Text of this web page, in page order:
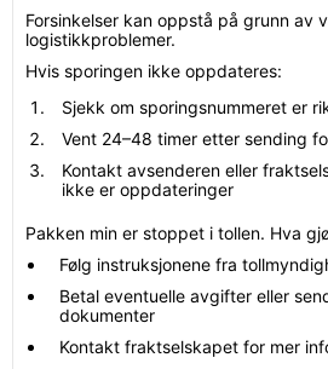
Forsinkelser kan oppstå på grunn av
logistikkproblemer.
Hvis sporingen ikke oppdateres:
Sjekk om sporingsnummeret er
Vent 24–48 timer etter sending
Kontakt avsenderen eller
ikke er oppdateringer
Pakken min er stoppet i tollen. Hva
Følg instruksjonene fra
Betal eventuelle avgifter eller
dokumenter
Kontakt fraktselskapet for mer